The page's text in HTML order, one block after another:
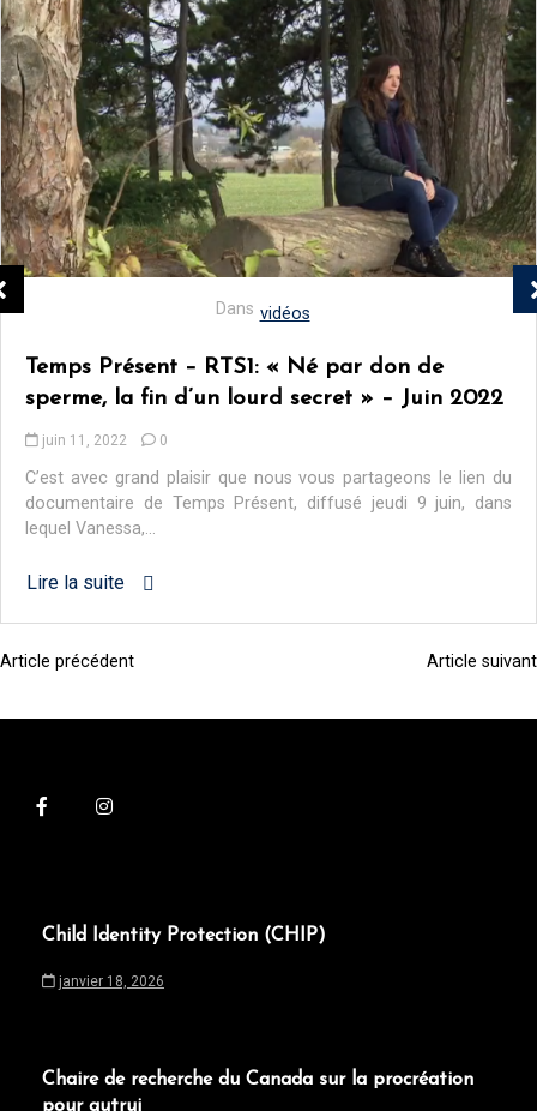
Dans vidéos
Temps Présent – RTS1: « Né par don de
sperme, la fin d’un lourd secret » – Juin 2022
juin 11, 2022 0
C’est avec grand plaisir que nous vous partageons le lien du
documentaire de Temps Présent, diffusé jeudi 9 juin, dans
lequel Vanessa,...
Lire la suite
N
Article précédent Article suivant
Child Identity Protection (CHIP)
janvier 18, 2026
Chaire de recherche du Canada sur la procréation
pour autrui